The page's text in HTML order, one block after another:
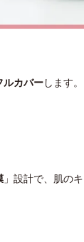
ルカバーします。
」設計で、肌の